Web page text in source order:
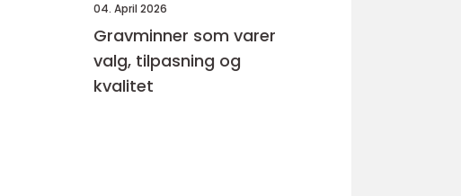
04. April 2026
Gravminner som varer
valg, tilpasning og
kvalitet